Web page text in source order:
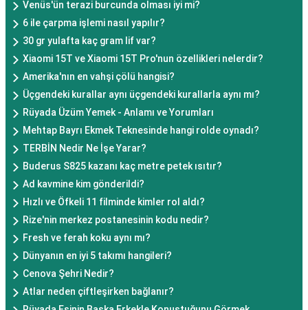
Venüs'ün terazi burcunda olması iyi mi?
6 ile çarpma işlemi nasıl yapılır?
30 gr yulafta kaç gram lif var?
Xiaomi 15T ve Xiaomi 15T Pro'nun özellikleri nelerdir?
Amerika'nın en vahşi çölü hangisi?
Üçgendeki kurallar aynı üçgendeki kurallarla aynı mı?
Rüyada Üzüm Yemek - Anlamı ve Yorumları
Mehtap Bayrı Ekmek Teknesinde hangi rolde oynadı?
TERBİN Nedir Ne İşe Yarar?
Buderus S825 kazanı kaç metre petek ısıtır?
Ad kavmine kim gönderildi?
Hızlı ve Öfkeli 11 filminde kimler rol aldı?
Rize'nin merkez postanesinin kodu nedir?
Fresh ve ferah koku aynı mı?
Dünyanın en iyi 5 takımı hangileri?
Cenova Şehri Nedir?
Atlar neden çiftleşirken bağlanır?